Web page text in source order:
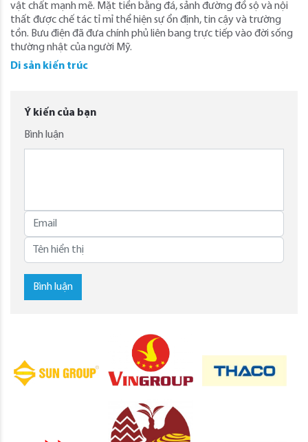
vật chất mạnh mẽ. Mặt tiền bằng đá, sảnh đường đồ sộ và nội
thất được chế tác tỉ mỉ thể hiện sự ổn định, tin cậy và trường
tồn. Bưu điện đã đưa chính phủ liên bang trực tiếp vào đời sống
thường nhật của người Mỹ.
Di sản kiến trúc
Ý kiến của bạn
Bình luận
Bình luận